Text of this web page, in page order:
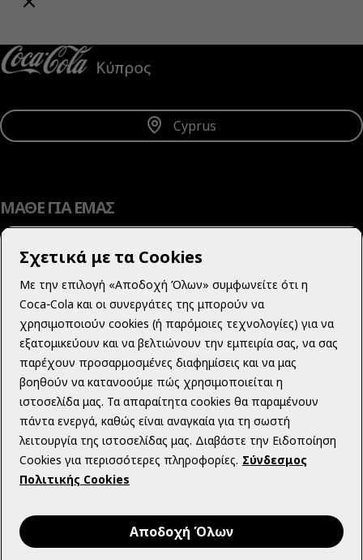
Cyprus
ΜΑΘΕ ΓΙΑ ΕΜΑΣ
ΜΑΘΕ ΠΕΡΙΣΣΟΤΕΡΑ
ΝΟΜΙΚΟ ΠΕΡΙΕΧΟΜΕΝΟ
FacebookInstagram
Youtube
Σχετικά με τα Cookies
Με την επιλογή «Αποδοχή Όλων» συμφωνείτε ότι η
Coca‑Cola και οι συνεργάτες της μπορούν να
χρησιμοποιούν cookies (ή παρόμοιες τεχνολογίες) για να
εξατομικεύουν και να βελτιώνουν την εμπειρία σας, να σας
παρέχουν προσαρμοσμένες διαφημίσεις και να μας
βοηθούν να κατανοούμε πώς χρησιμοποιείται η
ιστοσελίδα μας. Τα απαραίτητα cookies θα παραμένουν
πάντα ενεργά, καθώς είναι αναγκαία για τη σωστή
λειτουργία της ιστοσελίδας μας. Διαβάστε την Ειδοποίηση
Cookies για περισσότερες πληροφορίες. Σύνδεσμος
Πολιτικής Cookies
Αποδοχή Όλων